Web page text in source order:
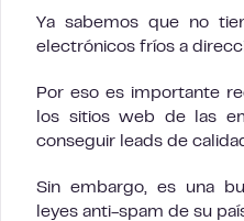
Ya sabemos que no
electrónicos fríos a
Por eso es importante
los sitios web de las
conseguir leads de
Sin embargo, es una
leyes anti-spam de su